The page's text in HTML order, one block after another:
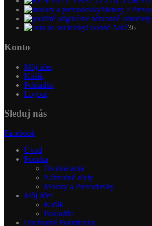
Motory a
Osobné Autá3636
Konto
Môj účet
Košík
Pokladňa
Logout
Sleduj nás
Facebook
Úvod
Ponuka
Osobné autá
Náhradné diely
Motory a Prevodovky
Môj účet
Košík
Pokladňa
Obchodné Podmienky